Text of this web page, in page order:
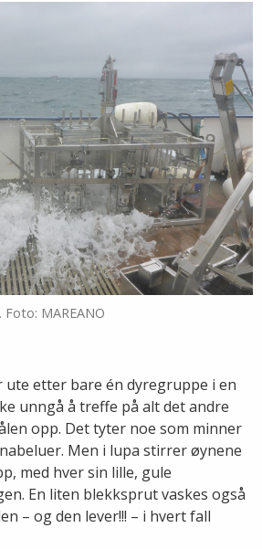
MAREANO
ute etter bare én dyregruppe i en
unngå å treffe på alt det andre
opp. Det tyter noe som minner
Men i lupa stirrer øynene
med hver sin lille, gule
En liten blekksprut vaskes også
– og den lever!!! – i hvert fall